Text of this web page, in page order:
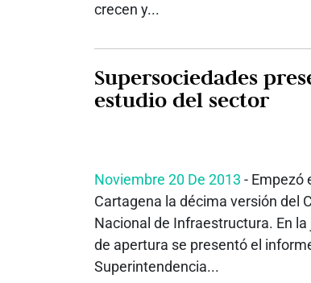
crecen y...
Supersociedades
estudio del sector
Noviembre 20 De 2013 - Empezó
Cartagena la décima versión del
Nacional de Infraestructura. En la
de apertura se presentó el
Superintendencia...